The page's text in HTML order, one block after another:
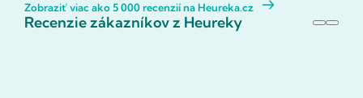
Zobraziť viac ako 5 000 recenzií na Heureka.cz
Recenzie zákazníkov z Heureky